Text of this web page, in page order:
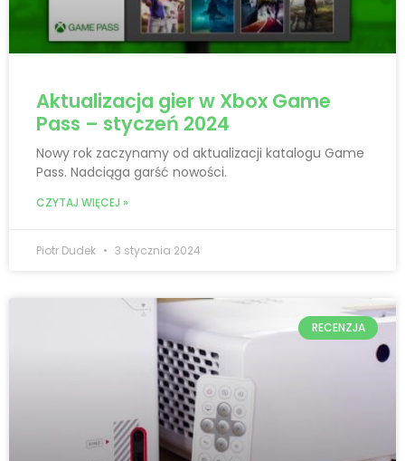
Aktualizacja gier w Xbox Game
Pass – styczeń 2024
Nowy rok zaczynamy od aktualizacji katalogu Game
Pass. Nadciąga garść nowości.
CZYTAJ WIĘCEJ »
Piotr Dudek 3 stycznia 2024
RECENZJA